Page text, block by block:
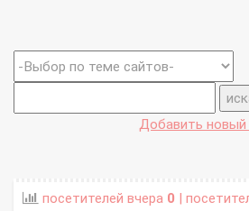
Добавить новый
посетителей вчера 0 |